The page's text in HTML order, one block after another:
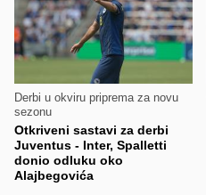
Derbi u okviru priprema za novu
sezonu
Otkriveni sastavi za derbi
Juventus - Inter, Spalletti
donio odluku oko
Alajbegovića